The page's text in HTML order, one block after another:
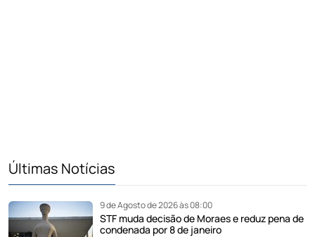
Últimas Notícias
9 de Agosto de 2026 às 08:00
STF muda decisão de Moraes e reduz pena de
condenada por 8 de janeiro